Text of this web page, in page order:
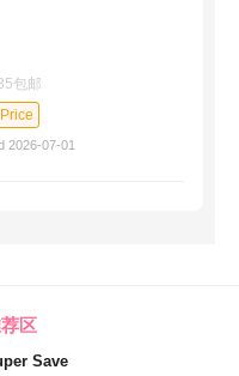
包邮
2026-07-01
区
Save